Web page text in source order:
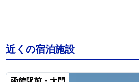
近くの宿泊施設